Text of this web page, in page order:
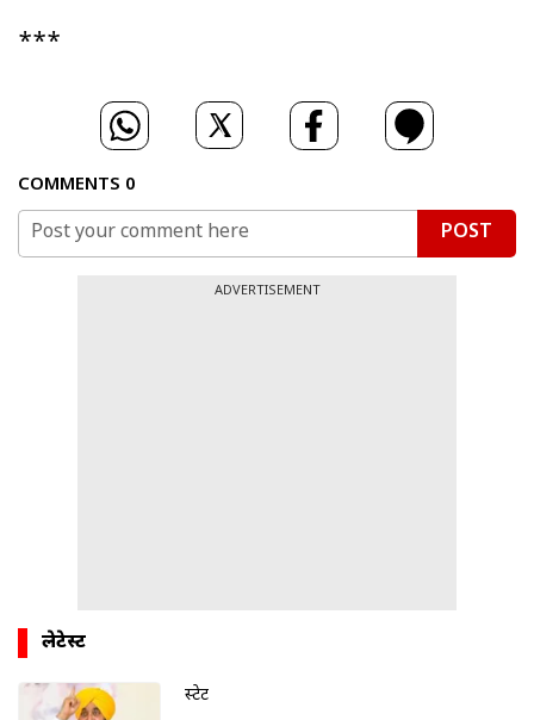
***
COMMENTS 0
POST
ADVERTISEMENT
लेटेस्ट
स्टेट